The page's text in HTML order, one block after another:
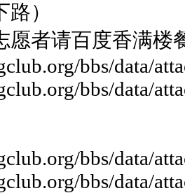
）
愿者请百度香满
bbs/data/
bbs/data/
bbs/data/
bbs/data/